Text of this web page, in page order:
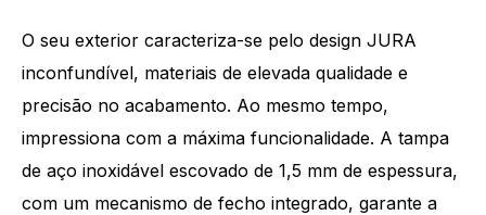
O seu exterior caracteriza-se pelo design JURA
inconfundível, materiais de elevada qualidade e
precisão no acabamento. Ao mesmo tempo,
impressiona com a máxima funcionalidade. A tampa
de aço inoxidável escovado de 1,5 mm de espessura,
com um mecanismo de fecho integrado, garante a